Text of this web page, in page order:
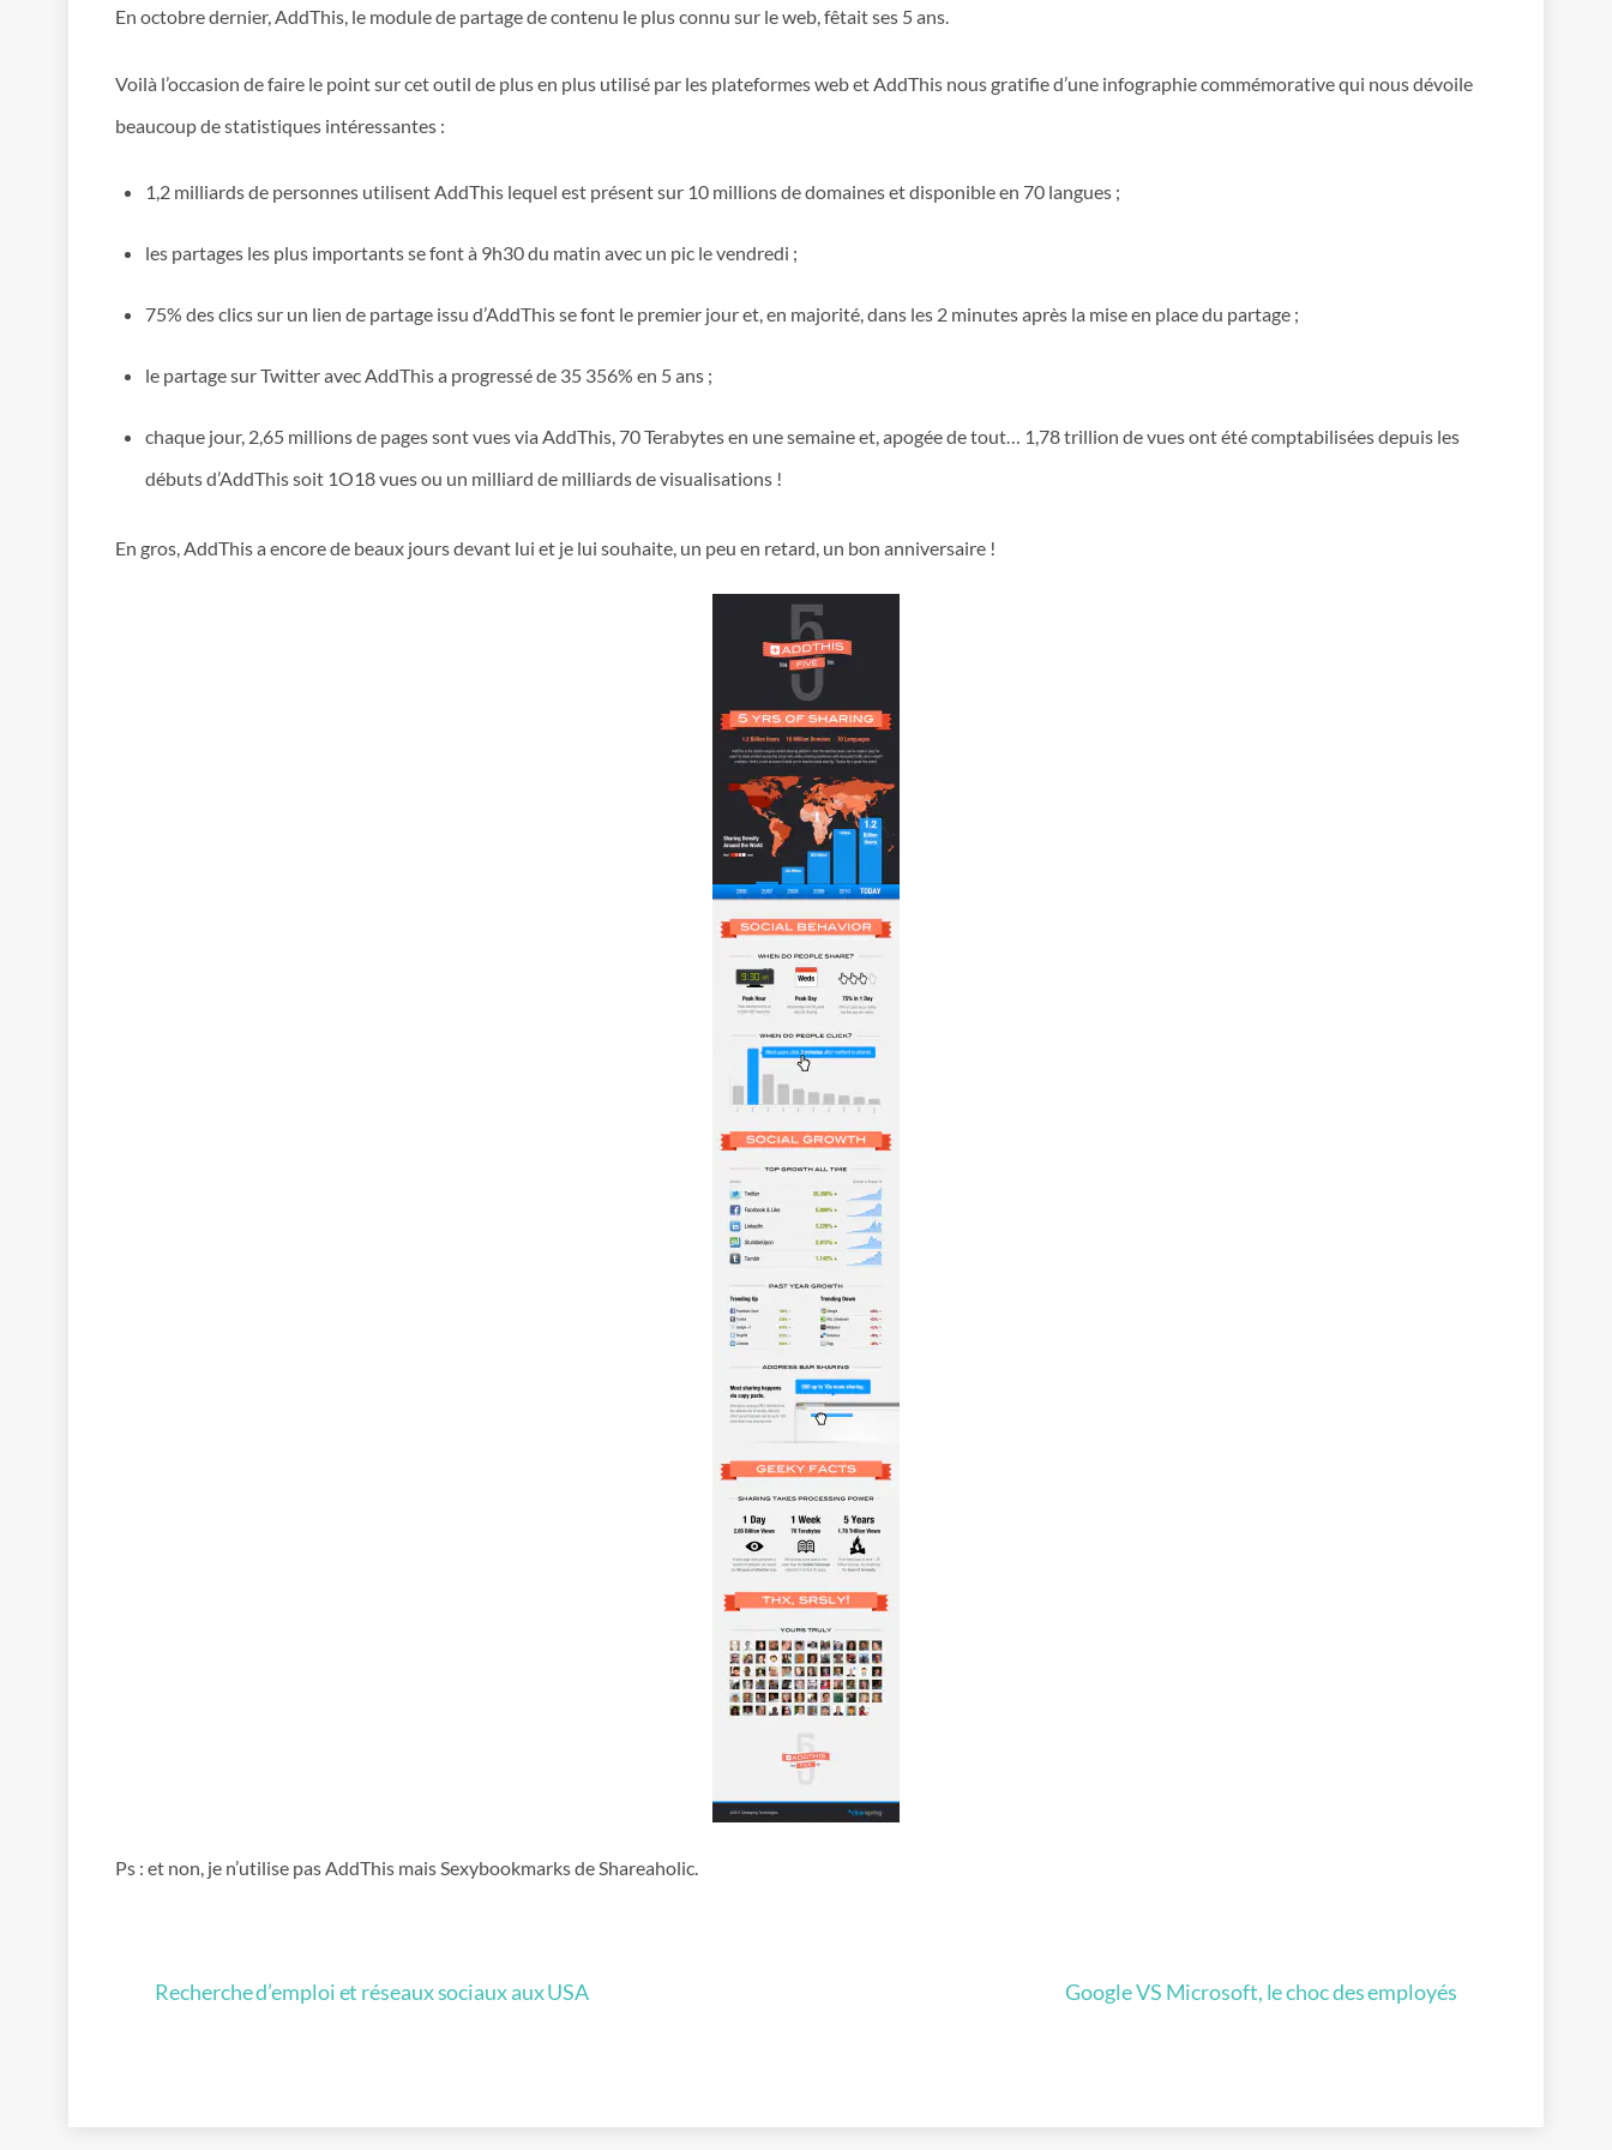
En octobre dernier, AddThis, le module de partage de contenu le plus connu sur le web, fêtait ses 5 ans.
Voilà l’occasion de faire le point sur cet outil de plus en plus utilisé par les plateformes web et AddThis nous gratifie d’une infographie commémorative qui nous dévoile
beaucoup de statistiques intéressantes :
1,2 milliards de personnes utilisent AddThis lequel est présent sur 10 millions de domaines et disponible en 70 langues ;
les partages les plus importants se font à 9h30 du matin avec un pic le vendredi ;
75% des clics sur un lien de partage issu d’AddThis se font le premier jour et, en majorité, dans les 2 minutes après la mise en place du partage ;
le partage sur Twitter avec AddThis a progressé de 35 356% en 5 ans ;
chaque jour, 2,65 millions de pages sont vues via AddThis, 70 Terabytes en une semaine et, apogée de tout… 1,78 trillion de vues ont été comptabilisées depuis les
débuts d’AddThis soit 1O18 vues ou un milliard de milliards de visualisations !
En gros, AddThis a encore de beaux jours devant lui et je lui souhaite, un peu en retard, un bon anniversaire !
Ps : et non, je n’utilise pas AddThis mais Sexybookmarks de Shareaholic.
Recherche d’emploi et réseaux sociaux aux USA Google VS Microsoft, le choc des employés